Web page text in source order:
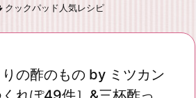
クックパッド人気レシピ
の酢のもの by ミツカン